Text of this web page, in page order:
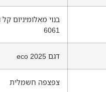
6061
דגם 2025 eco
צפצפה חשמלית